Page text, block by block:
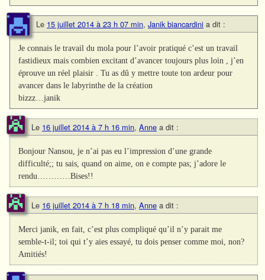
Le 15 juillet 2014 à 23 h 07 min, Janik biancardini a dit :
Je connais le travail du mola pour l’avoir pratiqué c’est un travail
fastidieux mais combien excitant d’avancer toujours plus loin , j’en
éprouve un réel plaisir . Tu as dû y mettre toute ton ardeur pour
avancer dans le labyrinthe de la création
bizzz…janik
Le 16 juillet 2014 à 7 h 16 min, Anne a dit :
Bonjour Nansou, je n’ai pas eu l’impression d’une grande
difficulté;; tu sais, quand on aime, on e compte pas; j’adore le
rendu…………Bises!!
Le 16 juillet 2014 à 7 h 18 min, Anne a dit :
Merci janik, en fait, c’est plus compliqué qu’il n’y parait me
semble-t-il; toi qui t’y aies essayé, tu dois penser comme moi, non?
Amitiés!